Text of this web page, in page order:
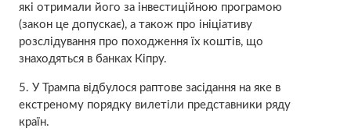
які отримали його за інвестиційною програмою
(закон це допускає), а також про ініціативу
розслідування про походження їх коштів, що
знаходяться в банках Кіпру.
5. У Трампа відбулося раптове засідання на яке в
екстреному порядку вилетіли представники ряду
країн.